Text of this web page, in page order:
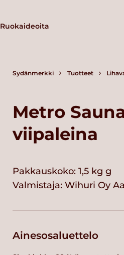
Ruokaideoita
Sydänmerkki Tuotteet
Metro
viipaleina
Pakkauskoko: 1,5 kg g
Valmistaja: Wihuri Oy
Ainesosaluettelo